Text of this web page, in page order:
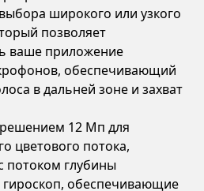
широкого или узкого
позволяет
ваше приложение
обеспечивающий
в дальней зоне и захват
12 Мп для
цветового потока,
потоком глубины
гироскоп, обеспечивающие